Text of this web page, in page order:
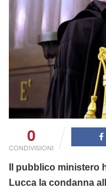
0
CONDIVISIONI
Il pubblico ministero
Lucca la condanna